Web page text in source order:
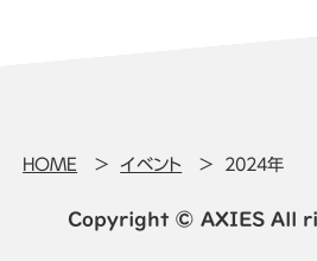
HOME イベント 2024年
Copyright © AXIES All